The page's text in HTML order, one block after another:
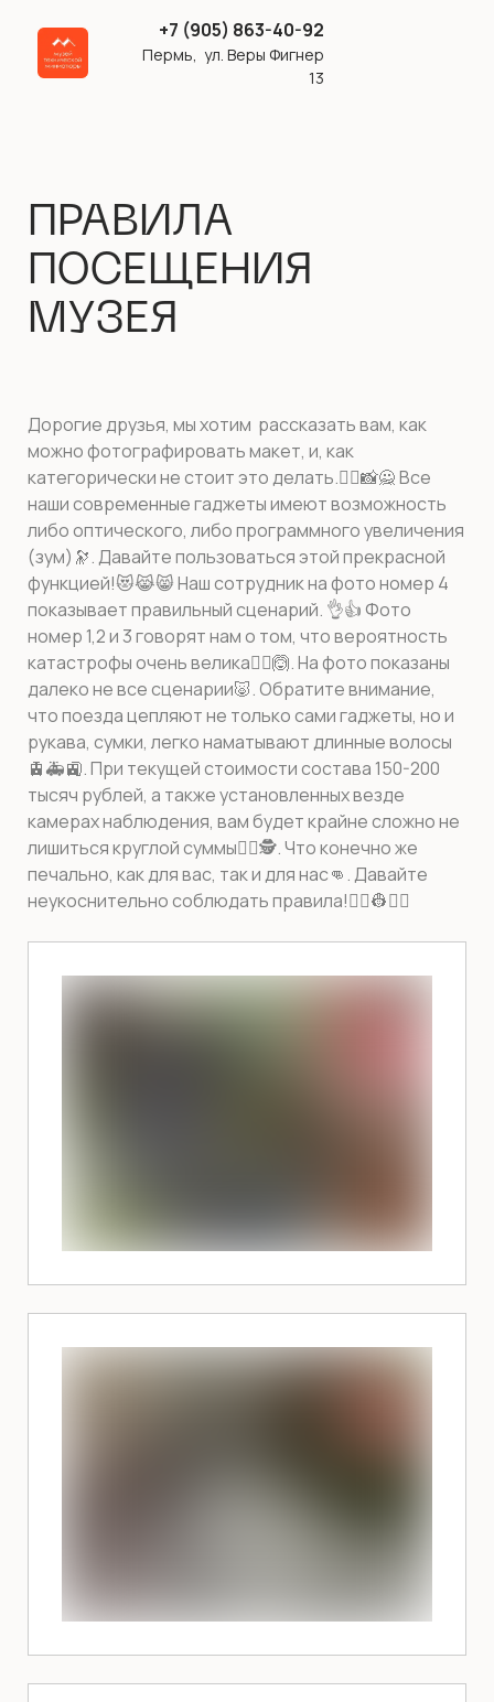
+7 (905) 863-40-92
Пермь, ул. Веры Фигнер
13
ПРАВИЛА
ПОСЕЩЕНИЯ
МУЗЕЯ
Дорогие друзья, мы хотим рассказать вам, как
можно фотографировать макет, и, как
категорически не стоит это делать.🙅‍♂📸🙅 Все
наши современные гаджеты имеют возможность
либо оптического, либо программного увеличения
(зум)🔭. Давайте пользоваться этой прекрасной
функцией!😻😹😸 Наш сотрудник на фото номер 4
показывает правильный сценарий. 👌👍 Фото
номер 1,2 и 3 говорят нам о том, что вероятность
катастрофы очень велика🙆‍♂🙆. На фото показаны
далеко не все сценарии🐷. Обратите внимание,
что поезда цепляют не только сами гаджеты, но и
рукава, сумки, легко наматывают длинные волосы
🚊🚑🚉. При текущей стоимости состава 150-200
тысяч рублей, а также установленных везде
камерах наблюдения, вам будет крайне сложно не
лишиться круглой суммы👮‍♂🕵. Что конечно же
печально, как для вас, так и для нас👊. Давайте
неукоснительно соблюдать правила!👷‍♀👷👷‍♂